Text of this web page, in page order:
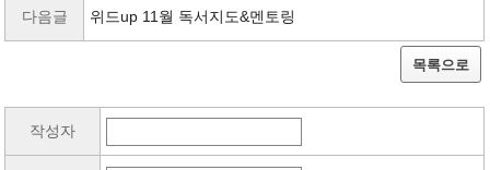
다음글 위드up 11월 독서지도&멘토링
목록으로
작성자